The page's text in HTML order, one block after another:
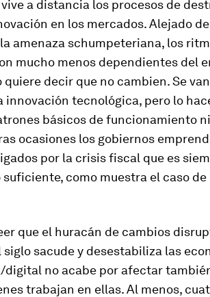
a distancia los procesos de
en los mercados. Alejado
amenaza schumpeteriana, los
mucho menos dependientes del
decir que no cambien. Se van
innovación tecnológica, pero lo
básicos de funcionamiento
ocasiones los gobiernos
por la crisis fiscal que es
como muestra el caso
que el huracán de cambios
sacude y desestabiliza las
digital no acabe por afectar
trabajan en ellas. Al menos,